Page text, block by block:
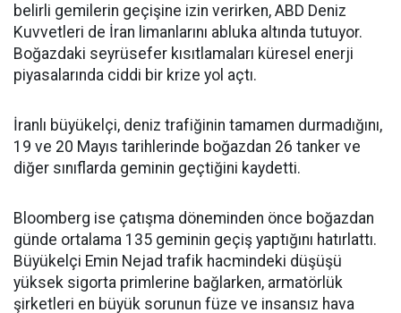
belirli gemilerin geçişine izin verirken, ABD Deniz
Kuvvetleri de İran limanlarını abluka altında tutuyor.
Boğazdaki seyrüsefer kısıtlamaları küresel enerji
piyasalarında ciddi bir krize yol açtı.
İranlı büyükelçi, deniz trafiğinin tamamen durmadığını,
19 ve 20 Mayıs tarihlerinde boğazdan 26 tanker ve
diğer sınıflarda geminin geçtiğini kaydetti.
Bloomberg ise çatışma döneminden önce boğazdan
günde ortalama 135 geminin geçiş yaptığını hatırlattı.
Büyükelçi Emin Nejad trafik hacmindeki düşüşü
yüksek sigorta primlerine bağlarken, armatörlük
şirketleri en büyük sorunun füze ve insansız hava